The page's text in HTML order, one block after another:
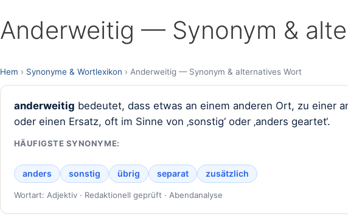
Anderweitig — Synonym &
Hem › Synonyme & Wortlexikon › Anderweitig — Synonym & alternatives Wort
anderweitig bedeutet, dass etwas an einem anderen Ort, zu einer
oder einen Ersatz, oft im Sinne von ‚sonstig‘ oder ‚anders geartet‘.
HÄUFIGSTE SYNONYME:
anders sonstig übrig separat zusätzlich
Wortart: Adjektiv · Redaktionell geprüft · Abendanalyse